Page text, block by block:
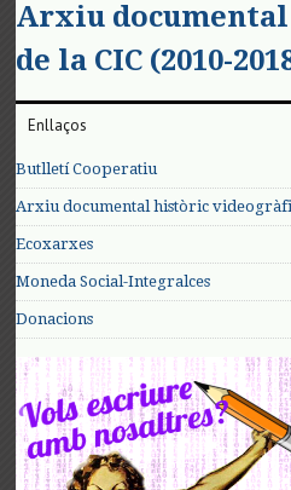
Arxiu
de la CIC (2010-
Enllaços
Butlletí Cooperatiu
Arxiu documental històric
Ecoxarxes
Moneda Social-Integralces
Donacions